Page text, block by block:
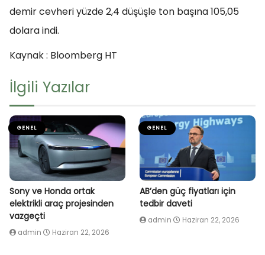
demir cevheri yüzde 2,4 düşüşle ton başına 105,05
dolara indi.
Kaynak : Bloomberg HT
İlgili Yazılar
GENEL
Sony ve Honda ortak
elektrikli araç projesinden
vazgeçti
admin Haziran 22, 2026
GENEL
AB’den güç fiyatları için
tedbir daveti
admin Haziran 22, 2026